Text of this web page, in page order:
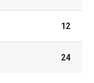
12
24